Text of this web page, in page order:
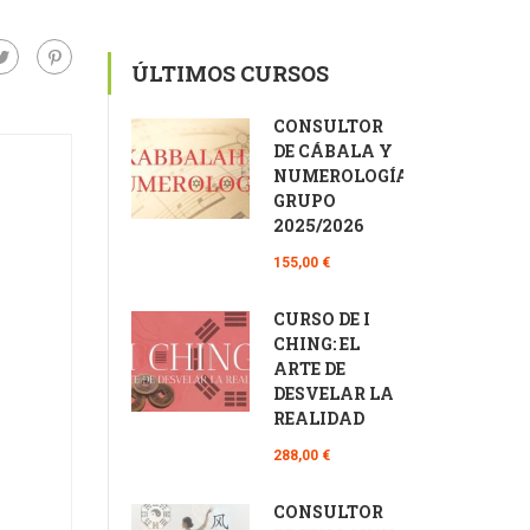
ÚLTIMOS CURSOS
CONSULTOR
DE CÁBALA Y
NUMEROLOGÍA
GRUPO
2025/2026
155,00 €
CURSO DE I
CHING: EL
ARTE DE
DESVELAR LA
REALIDAD
288,00 €
CONSULTOR